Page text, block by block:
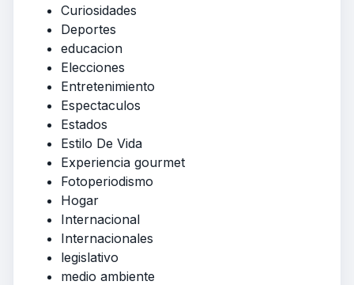
Curiosidades
Deportes
educacion
Elecciones
Entretenimiento
Espectaculos
Estados
Estilo De Vida
Experiencia gourmet
Fotoperiodismo
Hogar
Internacional
Internacionales
legislativo
medio ambiente